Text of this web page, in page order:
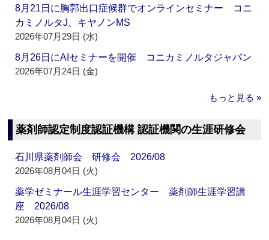
8月21日に胸郭出口症候群でオンラインセミナー コニ
カミノルタJ、キヤノンMS
2026年07月29日 (水)
8月26日にAIセミナーを開催 コニカミノルタジャパン
2026年07月24日 (金)
もっと見る »
薬剤師認定制度認証機構 認証機関の生涯研修会
石川県薬剤師会 研修会 2026/08
2026年08月04日 (火)
薬学ゼミナール生涯学習センター 薬剤師生涯学習講
座 2026/08
2026年08月04日 (火)